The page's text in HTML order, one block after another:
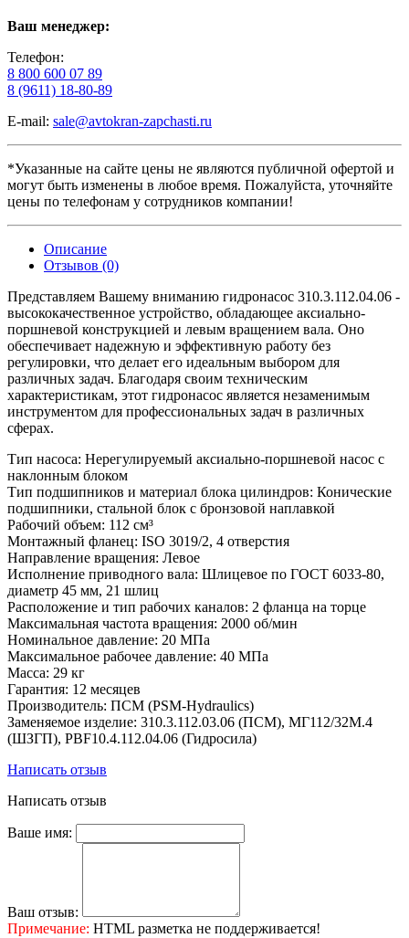
Ваш менеджер:
Телефон:
8 800 600 07 89
8 (9611) 18-80-89
E-mail: sale@avtokran-zapchasti.ru
*Указанные на сайте цены не являются публичной офертой и
могут быть изменены в любое время. Пожалуйста, уточняйте
цены по телефонам у сотрудников компании!
Описание
Отзывов (0)
Представляем Вашему вниманию гидронасос 310.3.112.04.06 -
высококачественное устройство, обладающее аксиально-
поршневой конструкцией и левым вращением вала. Оно
обеспечивает надежную и эффективную работу без
регулировки, что делает его идеальным выбором для
различных задач. Благодаря своим техническим
характеристикам, этот гидронасос является незаменимым
инструментом для профессиональных задач в различных
сферах.
Тип насоса: Нерегулируемый аксиально-поршневой насос с
наклонным блоком
Тип подшипников и материал блока цилиндров: Конические
подшипники, стальной блок с бронзовой наплавкой
Рабочий объем: 112 см³
Монтажный фланец: ISO 3019/2, 4 отверстия
Направление вращения: Левое
Исполнение приводного вала: Шлицевое по ГОСТ 6033-80,
диаметр 45 мм, 21 шлиц
Расположение и тип рабочих каналов: 2 фланца на торце
Максимальная частота вращения: 2000 об/мин
Номинальное давление: 20 МПа
Максимальное рабочее давление: 40 МПа
Масса: 29 кг
Гарантия: 12 месяцев
Производитель: ПСМ (PSM-Hydraulics)
Заменяемое изделие: 310.3.112.03.06 (ПСМ), МГ112/32М.4
(ШЗГП), PBF10.4.112.04.06 (Гидросила)
Написать отзыв
Написать отзыв
Ваше имя:
Ваш отзыв:
Примечание: HTML разметка не поддерживается!